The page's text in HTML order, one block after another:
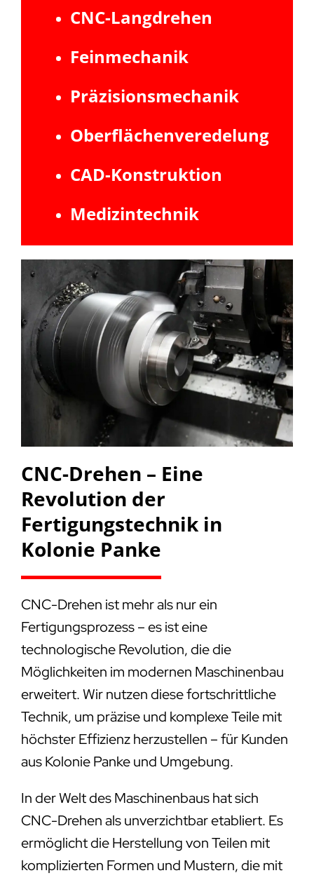
CNC-Langdrehen
Feinmechanik
Präzisionsmechanik
Oberflächenveredelung
CAD-Konstruktion
Medizintechnik
CNC-Drehen – Eine
Revolution der
Fertigungstechnik in
Kolonie Panke
CNC-Drehen ist mehr als nur ein
Fertigungsprozess – es ist eine
technologische Revolution, die die
Möglichkeiten im modernen Maschinenbau
erweitert. Wir nutzen diese fortschrittliche
Technik, um präzise und komplexe Teile mit
höchster Effizienz herzustellen – für Kunden
aus Kolonie Panke und Umgebung.
In der Welt des Maschinenbaus hat sich
CNC-Drehen als unverzichtbar etabliert. Es
ermöglicht die Herstellung von Teilen mit
komplizierten Formen und Mustern, die mit